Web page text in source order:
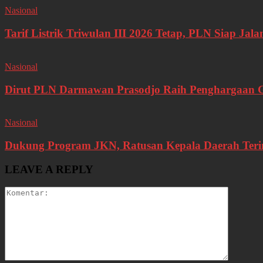
Nasional
Tarif Listrik Triwulan III 2026 Tetap, PLN Siap
Nasional
Dirut PLN Darmawan Prasodjo Raih Penghargaan
Nasional
Dukung Program JKN, Ratusan Kepala Daerah
LEAVE A REPLY